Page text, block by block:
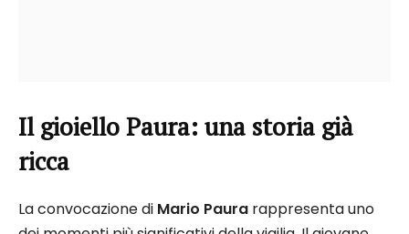
Il gioiello Paura: una storia già
ricca
La convocazione di Mario Paura rappresenta uno